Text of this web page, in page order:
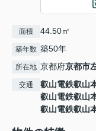
面積 44.50㎡
築年数 築50年
所在地 京都府京都市
交通 叡山電鉄叡山
叡山電鉄叡山
叡山電鉄叡山